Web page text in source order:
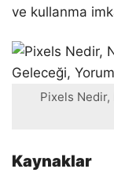
ve kullanma
Pixels Nedir,
Kaynaklar